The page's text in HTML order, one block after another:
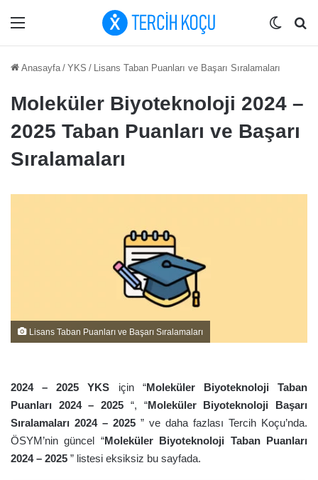
Menü Dış
Anasayfa / YKS / Lisans Taban Puanları ve Başarı Sıralamaları
Moleküler Biyoteknoloji 2024 –
2025 Taban Puanları ve Başarı
Sıralamaları
Lisans Taban Puanları ve Başarı Sıralamaları
2024 – 2025 YKS için “Moleküler Biyoteknoloji Taban
Puanları 2024 – 2025 “, “Moleküler Biyoteknoloji Başarı
Sıralamaları 2024 – 2025 ” ve daha fazlası Tercih Koçu’nda.
ÖSYM’nin güncel “Moleküler Biyoteknoloji Taban Puanları
2024 – 2025 ” listesi eksiksiz bu sayfada.